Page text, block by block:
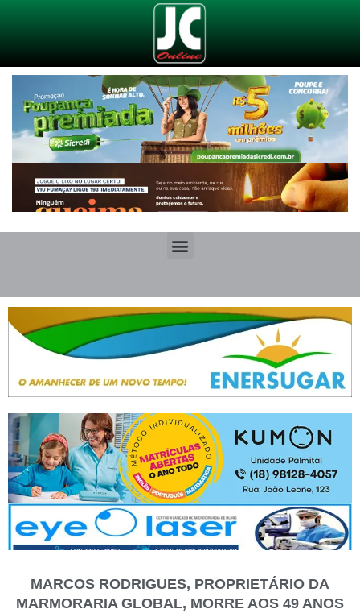
MARCOS RODRIGUES, PROPRIETÁRIO DA
MARMORARIA GLOBAL, MORRE AOS 49 ANOS